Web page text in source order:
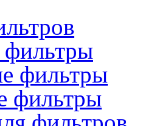
фильтры
фильтры